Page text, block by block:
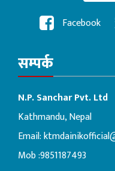
Facebook
सम्पर्क
N.P. Sanchar Pvt. Ltd
Kathmandu, Nepal
Email:
Mob :9851187493